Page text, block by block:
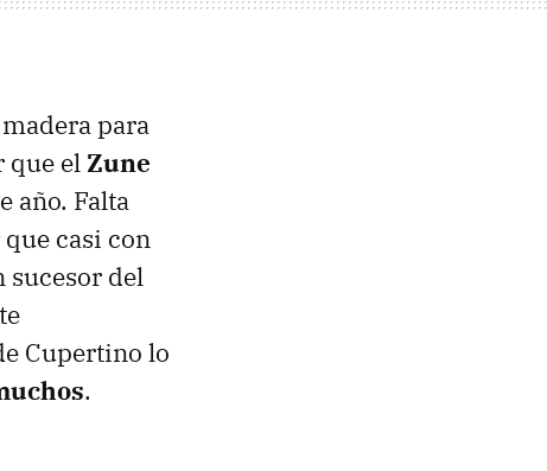
para
que el Zune
año. Falta
casi con
sucesor del
Cupertino lo
.